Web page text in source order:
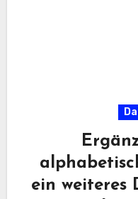
ein weiteres